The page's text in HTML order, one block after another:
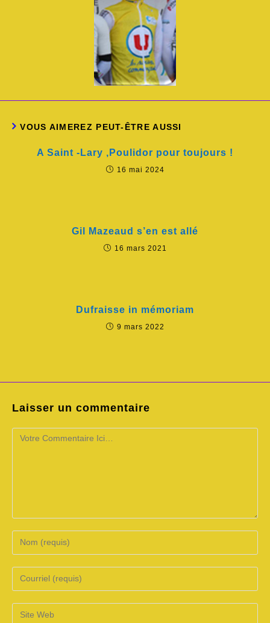
VOUS AIMEREZ PEUT-ÊTRE AUSSI
A Saint -Lary ,Poulidor pour toujours !
16 mai 2024
Gil Mazeaud s’en est allé
16 mars 2021
Dufraisse in mémoriam
9 mars 2022
Laisser un commentaire